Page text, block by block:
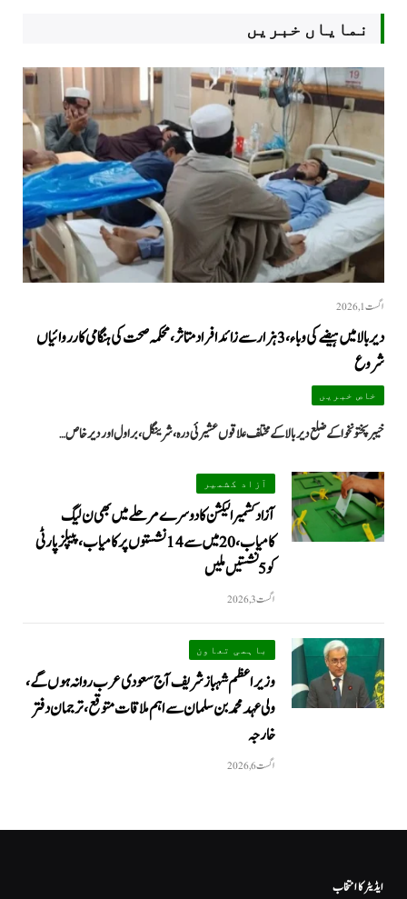
نمایاں خبریں
اگست 1, 2026
دیر بالا میں ہیضے کی وباء، 3 ہزار سے زائد افراد متاثر، محکمہ صحت کی ہنگامی کارروائیاں
شروع
خاص خبریں
خیبرپختونخوا کے ضلع دیر بالا کے مختلف علاقوں عشیرئی درہ، شرینگل، براول اور دیر خاص…
آزاد کشمیر
آزاد کشمیر الیکشن کا دوسرے مرحلے میں بھی ن لیگ
کامیاب، 20 میں سے 14 نشستوں پر کامیاب، پیپلزپارٹی
کو 5 نشستیں ملیں
اگست 3, 2026
باہمی تعاون
وزیراعظم شہباز شریف آج سعودی عرب روانہ ہوں گے،
ولی عہد محمد بن سلمان سے اہم ملاقات متوقع، ترجمان دفتر
خارجہ
اگست 6, 2026
ایڈیٹر کا انتخاب